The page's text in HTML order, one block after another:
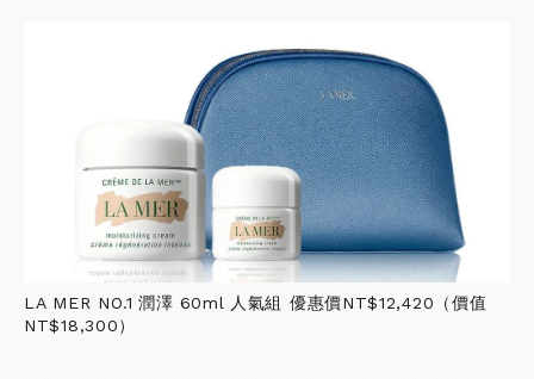
LA MER NO.1 潤澤 60ml 人氣組 優惠價NT$12,420（價值
NT$18,300）